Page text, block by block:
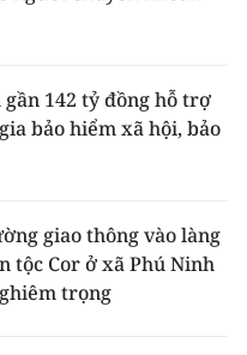
142 tỷ đồng hỗ trợ
bảo hiểm xã hội, bảo
giao thông vào làng
tộc Cor ở xã Phú Ninh
trọng